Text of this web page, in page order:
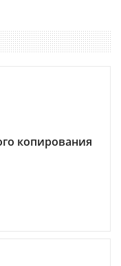
копирования